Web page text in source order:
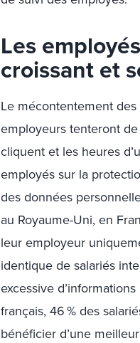
Les
croissant et
Le mécontentement
employeurs tenteront
cliquent et les heures
employés sur la
des données
au Royaume-Uni, en
leur employeur
identique de salariés
excessive
français, 46 % des
bénéficier d’une